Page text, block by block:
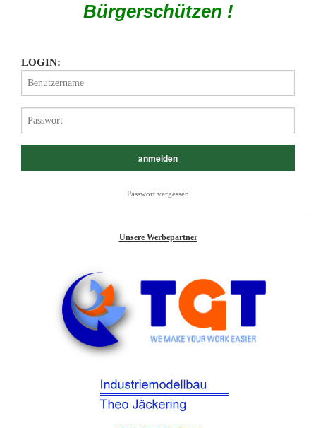
Bürgerschützen !
LOGIN:
Passwort vergessen
Unsere Werbepartner